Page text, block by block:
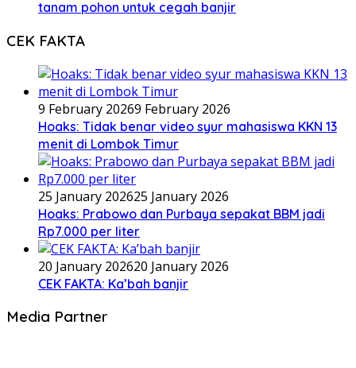
tanam pohon untuk cegah banjir
CEK FAKTA
9 February 20269 February 2026
Hoaks: Tidak benar video syur mahasiswa KKN 13
menit di Lombok Timur
25 January 202625 January 2026
Hoaks: Prabowo dan Purbaya sepakat BBM jadi
Rp7.000 per liter
20 January 202620 January 2026
CEK FAKTA: Ka’bah banjir
Media Partner